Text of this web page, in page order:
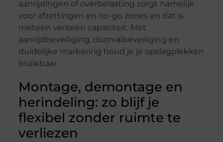
aanrijdingen of overbelasting zorgt namelijk
voor afzettingen en no-go zones en dat is
meteen verloren capaciteit. Met
aanrijdbeveiliging, doorvalbeveiliging en
duidelijke markering houd je je opslagplekken
bruikbaar.
Montage, demontage en
herindeling: zo blijf je
flexibel zonder ruimte te
verliezen